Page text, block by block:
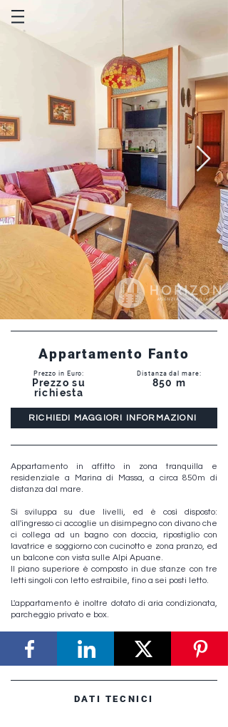
Appartamento Fanto
Prezzo in Euro:
Prezzo su
richiesta
Distanza dal mare:
850 m
RICHIEDI MAGGIORI INFORMAZIONI
Appartamento in affitto in zona tranquilla e
residenziale a Marina di Massa, a circa 850m di
distanza dal mare.
Si sviluppa su due livelli, ed è così disposto:
all'ingresso ci accoglie un disimpegno con divano che
ci collega ad un bagno con doccia, ripostiglio con
lavatrice e soggiorno con cucinotto e zona pranzo, ed
un balcone con vista sulle Alpi Apuane.
Il piano superiore è composto in due stanze con tre
letti singoli con letto estraibile, fino a sei posti letto.
L'appartamento è inoltre dotato di aria condizionata,
parcheggio privato e box.
DATI TECNICI